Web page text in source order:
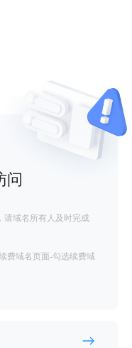
问
请域名所有人及时完成
费域名页面-勾选续费域